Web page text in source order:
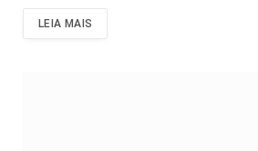
LEIA MAIS